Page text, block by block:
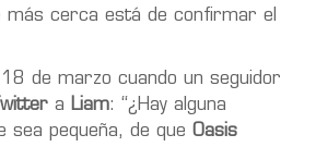
más cerca está de confirmar el
18 de marzo cuando un seguidor
a Liam: “¿Hay alguna
sea pequeña, de que Oasis